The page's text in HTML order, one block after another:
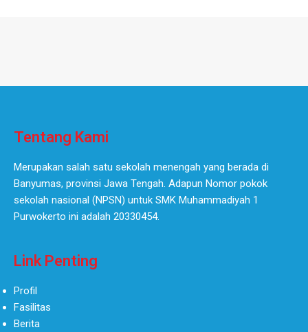
Tentang Kami
Merupakan salah satu sekolah menengah yang berada di
Banyumas, provinsi Jawa Tengah. Adapun Nomor pokok
sekolah nasional (NPSN) untuk SMK Muhammadiyah 1
Purwokerto ini adalah 20330454.
Link Penting
Profil
Fasilitas
Berita